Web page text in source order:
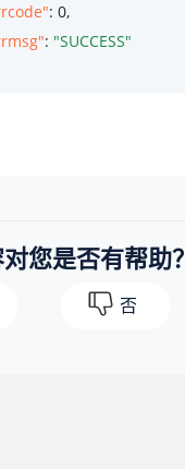
: 0,
: "SUCCESS"
您是否有帮助？
否